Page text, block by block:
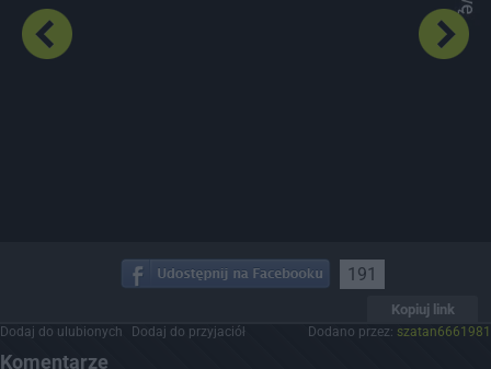
191
Kopiuj link
Dodaj do ulubionych Dodaj do przyjaciół Dodano przez: szatan6661981
Komentarze